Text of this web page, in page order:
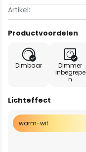
Artikel:
Productvoordelen
Dimbaar
Dimmer
inbegrepe
n
Lichteffect
warm-wit